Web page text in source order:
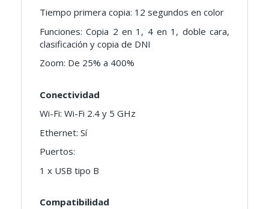
Tiempo primera copia: 12 segundos en color
Funciones: Copia 2 en 1, 4 en 1, doble cara,
clasificación y copia de DNI
Zoom: De 25% a 400%
Conectividad
Wi-Fi: Wi-Fi 2.4 y 5 GHz
Ethernet: Sí
Puertos:
1 x USB tipo B
Compatibilidad